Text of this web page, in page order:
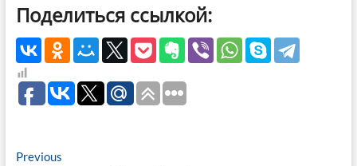
Поделиться ссылкой:
Навигация
PreviousPrevious